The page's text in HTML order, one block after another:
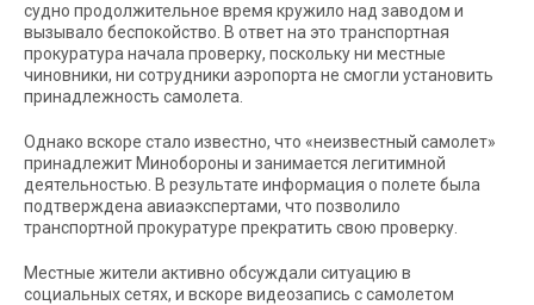
судно продолжительное время кружило над заводом и
вызывало беспокойство. В ответ на это транспортная
прокуратура начала проверку, поскольку ни местные
чиновники, ни сотрудники аэропорта не смогли установить
принадлежность самолета.
Однако вскоре стало известно, что «неизвестный самолет»
принадлежит Минобороны и занимается легитимной
деятельностью. В результате информация о полете была
подтверждена авиаэкспертами, что позволило
транспортной прокуратуре прекратить свою проверку.
Местные жители активно обсуждали ситуацию в
социальных сетях, и вскоре видеозапись с самолетом